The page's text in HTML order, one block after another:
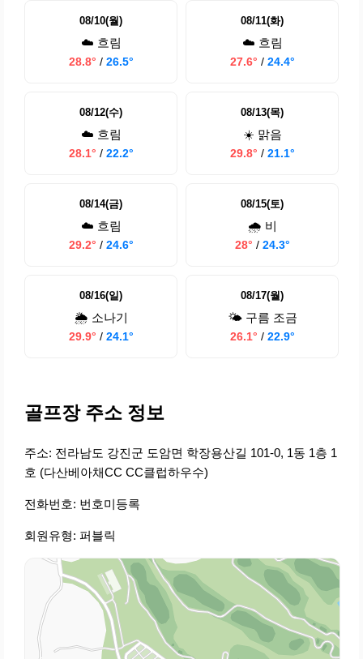
08/10(월)
☁️ 흐림
28.8° / 26.5°
08/11(화)
☁️ 흐림
27.6° / 24.4°
08/12(수)
☁️ 흐림
28.1° / 22.2°
08/13(목)
☀️ 맑음
29.8° / 21.1°
08/14(금)
☁️ 흐림
29.2° / 24.6°
08/15(토)
🌧️ 비
28° / 24.3°
08/16(일)
🌦️ 소나기
29.9° / 24.1°
08/17(월)
🌤️ 구름 조금
26.1° / 22.9°
골프장 주소 정보
주소: 전라남도 강진군 도암면 학장용산길 101-0, 1동 1층 1
호 (다산베아채CC CC클럽하우수)
전화번호: 번호미등록
회원유형: 퍼블릭